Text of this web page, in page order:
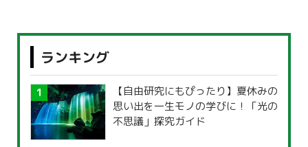
ランキング
【自由研究にもぴったり】夏休みの
思い出を一生モノの学びに！「光の
不思議」探究ガイド